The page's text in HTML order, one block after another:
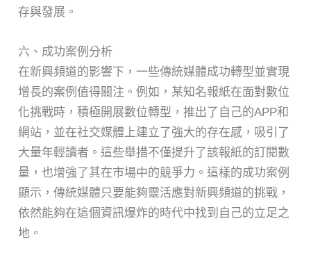
存與發展。
六、成功案例分析
在新興頻道的影響下，一些傳統媒體成功轉型並實現
增長的案例值得關注。例如，某知名報紙在面對數位
化挑戰時，積極開展數位轉型，推出了自己的APP和
網站，並在社交媒體上建立了強大的存在感，吸引了
大量年輕讀者。這些舉措不僅提升了該報紙的訂閱數
量，也增強了其在市場中的競爭力。這樣的成功案例
顯示，傳統媒體只要能夠靈活應對新興頻道的挑戰，
依然能夠在這個資訊爆炸的時代中找到自己的立足之
地。